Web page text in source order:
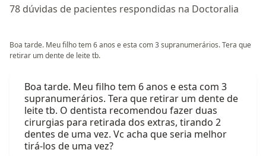
78 dúvidas de pacientes respondidas na Doctoralia
Boa tarde. Meu filho tem 6 anos e esta com 3 supranumerários. Tera que
retirar um dente de leite tb.
Boa tarde. Meu filho tem 6 anos e esta com 3
supranumerários. Tera que retirar um dente de
leite tb. O dentista recomendou fazer duas
cirurgias para retirada dos extras, tirando 2
dentes de uma vez. Vc acha que seria melhor
tirá-los de uma vez?